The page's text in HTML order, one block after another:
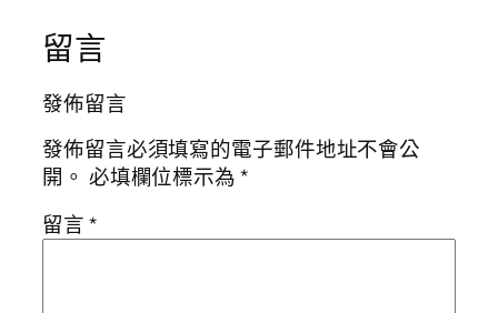
留言
發佈留言
發佈留言必須填寫的電子郵件地址不會公
開。 必填欄位標示為*
留言*